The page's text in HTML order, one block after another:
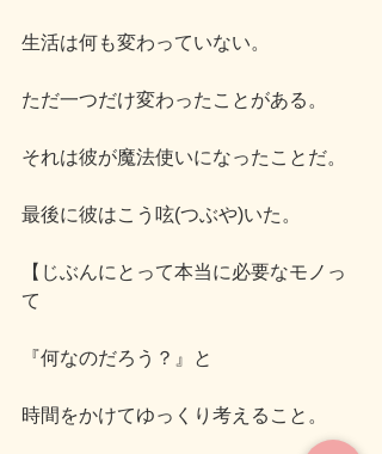
生活は何も変わっていない。
ただ一つだけ変わったことがある。
それは彼が魔法使いになったことだ。
最後に彼はこう呟(つぶや)いた。
【じぶんにとって本当に必要なモノっ
て
『何なのだろう？』と
時間をかけてゆっくり考えること。